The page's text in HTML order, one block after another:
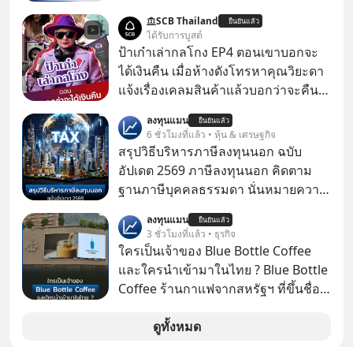
SCB Thailand ยืนยันแล้ว
ได้รับการบูสต์
ป้าเก๋าเล่ากลโกง EP4 ตอนเขาบอกจะ
ได้เงินคืน เมื่อห้างดังโทรหาคุณวิยะดา
แจ้งเรื่องเคลมสินค้าแล้วบอกว่าจะคืน
เรื่องจ้อจี้ หาคำตอบได้ที่ “ป้าเก๋าเล่ากล
โกง” EP4 ตอน “เขาบอกว่าจะได้เงิน
คืน” #ป้าเก๋าเล่ากลโกง #แก้เกมกลโกง
#อยู่อย่างยั่งยืน #Cybersecurity #เตือน
ภัยออนไลน์
ลงทุนแมน ยืนยันแล้ว
6 ชั่วโมงที่แล้ว • หุ้น & เศรษฐกิจ
สรุปวิธีบริหารภาษีลงทุนนอก ฉบับ
อัปเดต 2569 ภาษีลงทุนนอก คิดตาม
ฐานภาษีบุคคลธรรมดา นั่นหมายความ
ลงทุนแมน ยืนยันแล้ว
3 ชั่วโมงที่แล้ว • ธุรกิจ
ใครเป็นเจ้าของ Blue Bottle Coffee
และใครนำเข้ามาในไทย ? Blue Bottle
Coffee ร้านกาแฟจากสหรัฐฯ ที่ขึ้นชื่อ
แรกในประเทศไทย ที่ Central Park
ดูทั้งหมด